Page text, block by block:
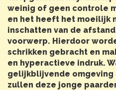
weinig of geen controle
en het heeft het moeilijk
inschatten van de
voorwerp. Hierdoor
schrikken gebracht en
en hyperactieve indruk.
gelijkblijvende omgeving
zullen deze jonge